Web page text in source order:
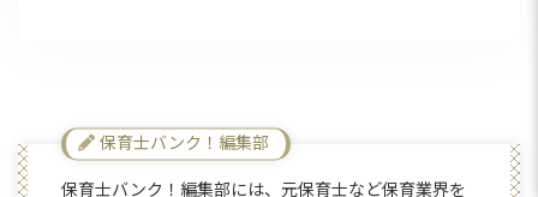
保育士バンク！編集部
保育士バンク！編集部には、元保育士など保育業界を